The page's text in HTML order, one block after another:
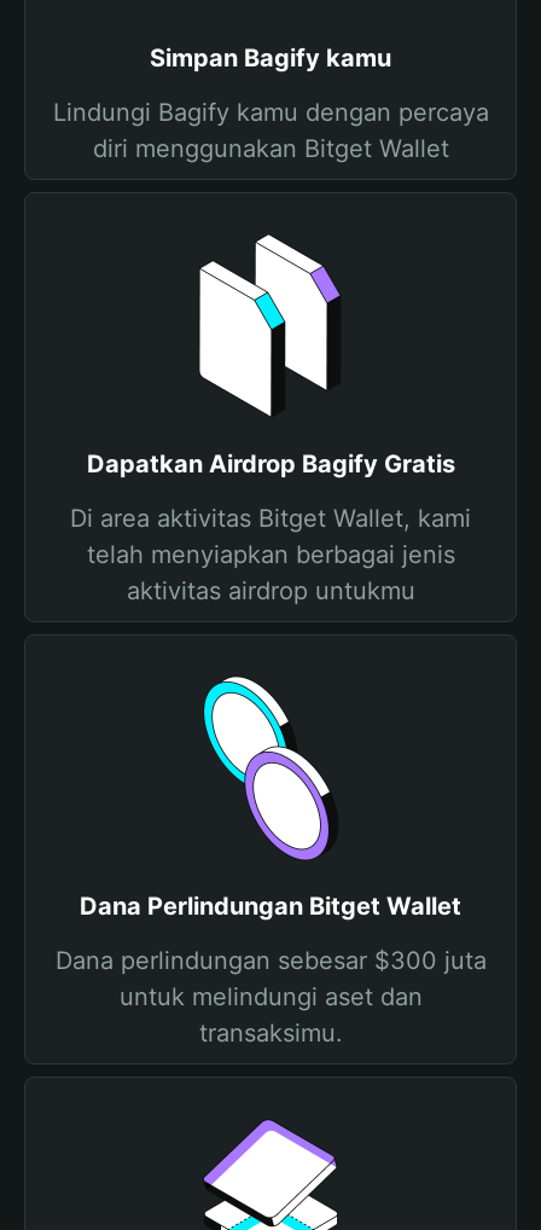
Simpan Bagify kamu
Lindungi Bagify kamu dengan percaya
diri menggunakan Bitget Wallet
Dapatkan Airdrop Bagify Gratis
Di area aktivitas Bitget Wallet, kami
telah menyiapkan berbagai jenis
aktivitas airdrop untukmu
Dana Perlindungan Bitget Wallet
Dana perlindungan sebesar $300 juta
untuk melindungi aset dan
transaksimu.